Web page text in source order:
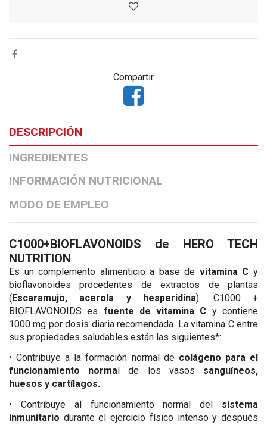
Compartir
DESCRIPCIÓN
INGREDIENTES
INFORMACIÓN NUTRICIONAL
MODO DE EMPLEO
C1000+BIOFLAVONOIDS de HERO TECH
NUTRITION
Es un complemento alimenticio a base de vitamina C y
bioflavonoides procedentes de extractos de plantas
(Escaramujo, acerola y hesperidina). C1000 +
BIOFLAVONOIDS es fuente de vitamina C y contiene
1000 mg por dosis diaria recomendada. La vitamina C entre
sus propiedades saludables están las siguientes*:
• Contribuye a la formación normal de colágeno para el
funcionamiento norma l de los vasos sanguíneos,
huesos y cartílagos.
•
Contribuye al funcionamiento normal del sistema
inmunitario durante el ejercicio físico intenso y después